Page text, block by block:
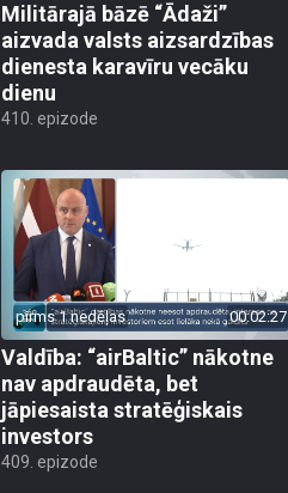
Militārajā bāzē “Ādaži”
aizvada valsts aizsardzības
dienesta karavīru vecāku
dienu
410. epizode
pirms 1 nedēļas 00:02:27
Valdība: “airBaltic” nākotne
nav apdraudēta, bet
jāpiesaista stratēģiskais
investors
409. epizode